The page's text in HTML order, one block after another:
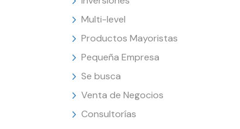
Multi-level
Productos Mayoristas
Pequeña Empresa
Se busca
Venta de Negocios
Consultorías